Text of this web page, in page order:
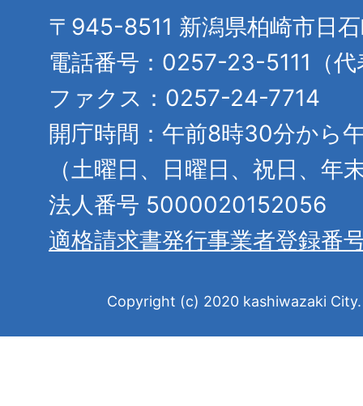
〒945-8511 新潟県柏崎市日
電話番号：0257-23-5111（代
ファクス：0257-24-7714
開庁時間：午前8時30分から
（土曜日、日曜日、祝日、年
法人番号 5000020152056
適格請求書発行事業者登録番
Copyright (c) 2020 kashiwazaki